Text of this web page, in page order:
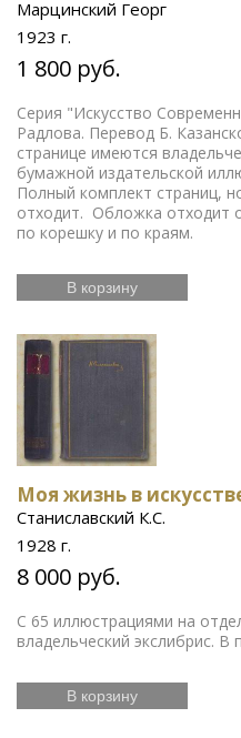
Марцинский Георг
1923 г.
1 800 руб.
Серия "Искусство
Радлова. Перевод Б.
странице имеются
бумажной издательской
Полный комплект страниц,
отходит. Обложка отходит
по корешку и по краям.
В корзину
Моя жизнь в
Станиславский К.С.
1928 г.
8 000 руб.
С 65 иллюстрациями на
владельческий экслибрис.
В корзину